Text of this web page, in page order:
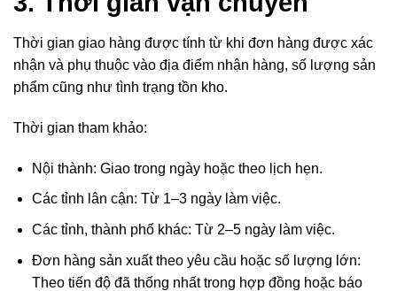
Thời gian giao hàng được tính từ khi đơn hàng được xác
nhận và phụ thuộc vào địa điểm nhận hàng, số lượng sản
phẩm cũng như tình trạng tồn kho.
Thời gian tham khảo:
Nội thành: Giao trong ngày hoặc theo lịch hẹn.
Các tỉnh lân cận: Từ 1–3 ngày làm việc.
Các tỉnh, thành phố khác: Từ 2–5 ngày làm việc.
Đơn hàng sản xuất theo yêu cầu hoặc số lượng lớn:
Theo tiến độ đã thống nhất trong hợp đồng hoặc báo